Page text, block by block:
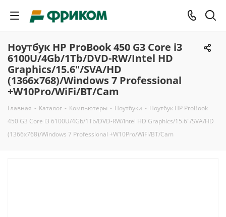
Ноутбук HP ProBook 450 G3 Core i3
6100U/4Gb/1Tb/DVD-RW/Intel HD
Graphics/15.6"/SVA/HD
(1366x768)/Windows 7 Professional
+W10Pro/WiFi/BT/Cam
Главная - Каталог - Компьютеры - Ноутбуки - Ноутбук HP ProBook
450 G3 Core i3 6100U/4Gb/1Tb/DVD-RW/Intel HD Graphics/15.6"/SVA/HD
(1366x768)/Windows 7 Professional +W10Pro/WiFi/BT/Cam